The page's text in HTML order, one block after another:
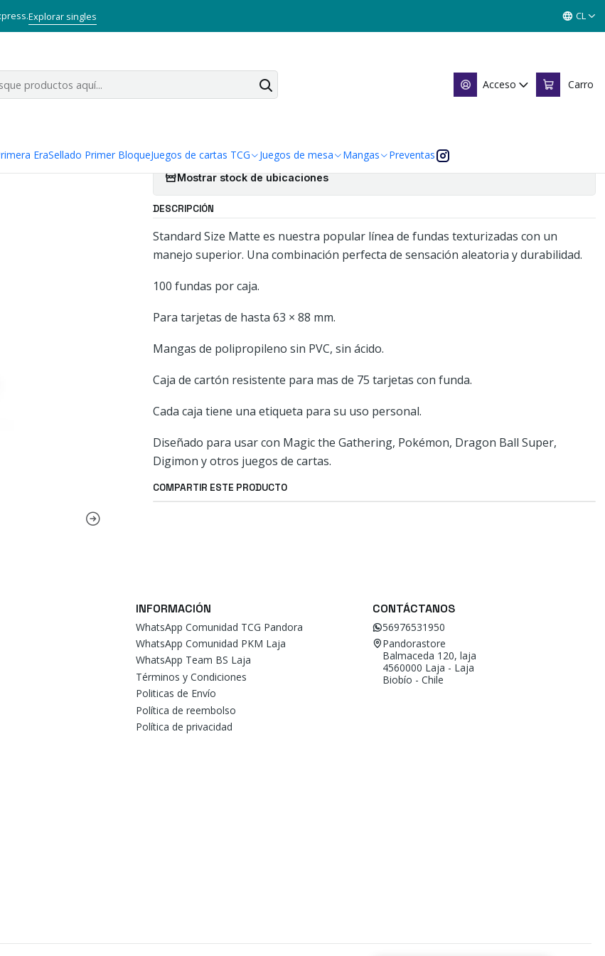
Acceso Carro
EraSellado Primer BloqueJuegos de cartas TCG Juegos de mesa Mangas Preventas
Explorar singles CL
Accesorios TCG Dragon Shield
DRAGON SHIELD MATTE SLEEVE 100CT -
BLACK
Mostrar stock de ubicaciones
DESCRIPCIÓN
Standard Size Matte es nuestra popular línea de fundas texturizadas con un
manejo superior. Una combinación perfecta de sensación aleatoria y durabilidad.
100 fundas por caja.
Para tarjetas de hasta 63 × 88 mm.
Mangas de polipropileno sin PVC, sin ácido.
Caja de cartón resistente para mas de 75 tarjetas con funda.
Cada caja tiene una etiqueta para su uso personal.
Diseñado para usar con Magic the Gathering, Pokémon, Dragon Ball Super,
Digimon y otros juegos de cartas.
COMPARTIR ESTE PRODUCTO
INFORMACIÓN
WhatsApp Comunidad TCG Pandora
WhatsApp Comunidad PKM Laja
WhatsApp Team BS Laja
Términos y Condiciones
Politicas de Envío
Política de reembolso
Política de privacidad
CONTÁCTANOS
56976531950
Pandorastore
Balmaceda 120, laja
4560000 Laja - Laja
Biobío - Chile